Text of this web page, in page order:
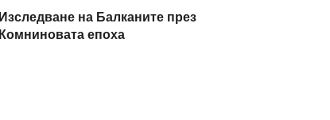
Изследване на Балканите през
Комниновата епоха